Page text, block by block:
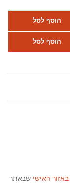
הוסף לסל
הוסף לסל
באזור האישי שבאתר